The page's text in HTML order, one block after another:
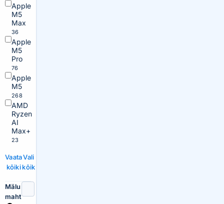
Apple
M5
Max
36
Apple
M5
Pro
76
Apple
M5
268
AMD
Ryzen
AI
Max+
23
Vaata
kõiki
Vali
kõik
Mälu
maht